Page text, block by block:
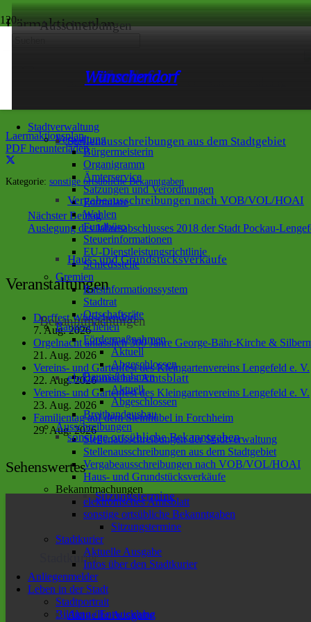
Ausschreibungen
Stellenausschreibungen der Stadtverwaltung
Stellenausschreibungen aus dem Stadtgebiet
Vergabeausschreibungen nach VOB/VOL/HOAI
Haus- und Grundstücksverkäufe
Bekanntmachungen
elektronisches Amtsblatt
sonstige ortsübliche Bekanntgaben
Sitzungstermine
Stadtkurier
Aktuelle Ausgabe
Forchheim
Görsdorf
Lengefeld
Lippersdorf
Pockau
Reifland
Wernsdorf
Wünschendorf
Stadtverwaltung
Verwaltung
Bürgermeisterin
Organigramm
Ämterservice
Satzungen und Verordnungen
Formulare
Wahlen
Fundbüro
Steuerinformationen
EU-Dienstleistungsrichtlinie
Schiedsstelle
Gremien
Ratsinformationssystem
Stadtrat
Ortschaftsräte
Baugeschehen
Fördermaßnahmen
Aktuell
Abgeschlossen
Baumaßnahmen
Aktuell
Abgeschlossen
Breitbandausbau
Ausschreibungen
Stellenausschreibungen der Stadtverwaltung
Stellenausschreibungen aus dem Stadtgebiet
Vergabeausschreibungen nach VOB/VOL/HOAI
Haus- und Grundstücksverkäufe
Bekanntmachungen
elektronisches Amtsblatt
sonstige ortsübliche Bekanntgaben
Sitzungstermine
Stadtkurier
Aktuelle Ausgabe
Infos über den Stadtkurier
Anliegenmelder
Leben in der Stadt
Stadtportrait
Bildung / Entwicklung
Lärmaktionsplan
sonstige ortsübliche Bekanntgaben
Laermaktionsplan
PDF herunterladen
Kategorie: sonstige ortsübliche Bekanntgaben
Nächster Beitrag
Auslegung des Jahresabschlusses 2018 der Stadt Pockau-
Veranstaltungen
Dorffest Wünschendorf
7. Aug. 2026
Orgelnacht anlässlich 300 Jahre George-Bähr-Kirche &
21. Aug. 2026
Vereins- und Gartenfest des Kleingartenvereins Lengefeld e. V.
22. Aug. 2026
Vereins- und Gartenfest des Kleingartenvereins Lengefeld e. V.
23. Aug. 2026
Familientag auf dem Steinhübel in Forchheim
29. Aug. 2026
Sehenswertes